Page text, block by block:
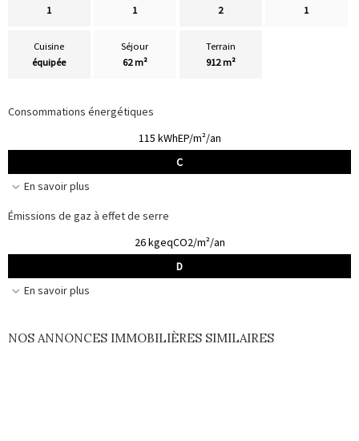
1
1
2
1
Cuisine
équipée
Séjour
62 m²
Terrain
912 m²
Consommations énergétiques
115 kWhEP/m²/an
C
En savoir plus
Émissions de gaz à effet de serre
26 kgeqCO2/m²/an
D
En savoir plus
NOS ANNONCES IMMOBILIÈRES SIMILAIRES